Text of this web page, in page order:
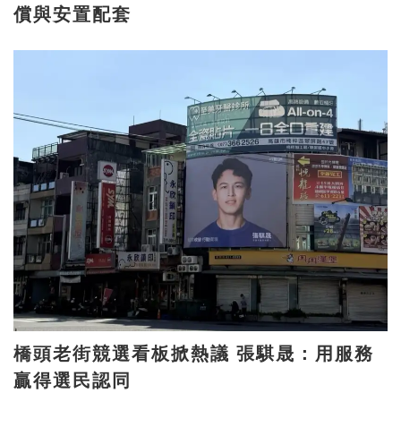
償與安置配套
橋頭老街競選看板掀熱議 張騏晟：用服務
贏得選民認同